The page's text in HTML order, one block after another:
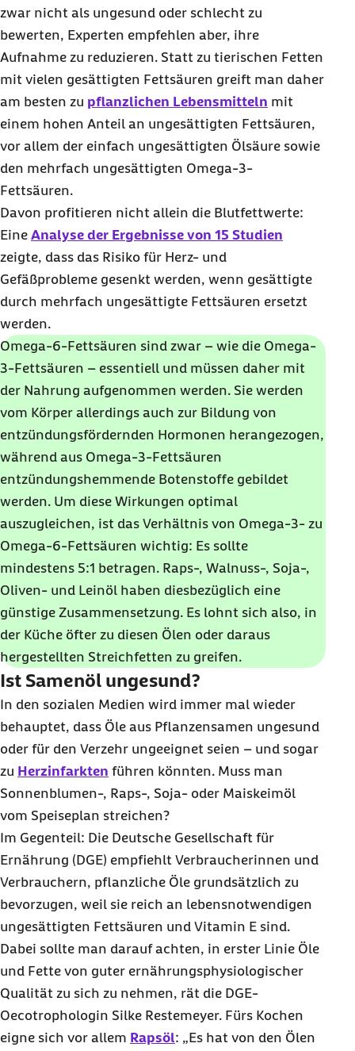
zwar nicht als ungesund oder schlecht zu
bewerten, Experten empfehlen aber, ihre
Aufnahme zu reduzieren. Statt zu tierischen Fetten
mit vielen gesättigten Fettsäuren greift man daher
am besten zu pflanzlichen Lebensmitteln mit
einem hohen Anteil an ungesättigten Fettsäuren,
vor allem der einfach ungesättigten Ölsäure sowie
den mehrfach ungesättigten Omega-3-
Fettsäuren.
Davon profitieren nicht allein die Blutfettwerte:
Eine Analyse der Ergebnisse von 15 Studien
zeigte, dass das Risiko für Herz- und
Gefäßprobleme gesenkt werden, wenn gesättigte
durch mehrfach ungesättigte Fettsäuren ersetzt
werden.
Omega-6-Fettsäuren sind zwar – wie die Omega-
3-Fettsäuren – essentiell und müssen daher mit
der Nahrung aufgenommen werden. Sie werden
vom Körper allerdings auch zur Bildung von
entzündungsfördernden Hormonen herangezogen,
während aus Omega-3-Fettsäuren
entzündungshemmende Botenstoffe gebildet
werden. Um diese Wirkungen optimal
auszugleichen, ist das Verhältnis von Omega-3- zu
Omega-6-Fettsäuren wichtig: Es sollte
mindestens 5:1 betragen. Raps-, Walnuss-, Soja-,
Oliven- und Leinöl haben diesbezüglich eine
günstige Zusammensetzung. Es lohnt sich also, in
der Küche öfter zu diesen Ölen oder daraus
hergestellten Streichfetten zu greifen.
Ist Samenöl ungesund?
In den sozialen Medien wird immer mal wieder
behauptet, dass Öle aus Pflanzensamen ungesund
oder für den Verzehr ungeeignet seien – und sogar
zu Herzinfarkten führen könnten. Muss man
Sonnenblumen-, Raps-, Soja- oder Maiskeimöl
vom Speiseplan streichen?
Im Gegenteil: Die Deutsche Gesellschaft für
Ernährung (DGE) empfiehlt Verbraucherinnen und
Verbrauchern, pflanzliche Öle grundsätzlich zu
bevorzugen, weil sie reich an lebensnotwendigen
ungesättigten Fettsäuren und Vitamin E sind.
Dabei sollte man darauf achten, in erster Linie Öle
und Fette von guter ernährungsphysiologischer
Qualität zu sich zu nehmen, rät die DGE-
Oecotrophologin Silke Restemeyer. Fürs Kochen
eigne sich vor allem Rapsöl: „Es hat von den Ölen